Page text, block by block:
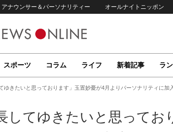
アナウンサー＆パーソナリティー オールナイトニッポン
スポーツ コラム ライフ 新着記事 ラ
ゆきたいと思っております」玉置妙憂が4月よりパーソナリティに加
してゆきたいと思ってお